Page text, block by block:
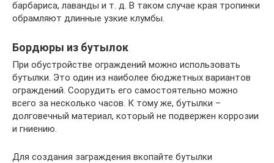
барбариса, лаванды и т. д. В таком случае края тропинки
обрамляют длинные узкие клумбы.
Бордюры из бутылок
При обустройстве ограждений можно использовать
бутылки. Это один из наиболее бюджетных вариантов
ограждений. Соорудить его самостоятельно можно
всего за несколько часов. К тому же, бутылки –
долговечный материал, который не подвержен коррозии
и гниению.
Для создания заграждения вкопайте бутылки